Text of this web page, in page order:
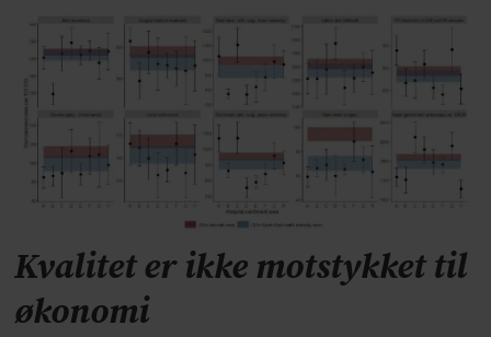
Kvalitet er ikke motstykket til
økonomi